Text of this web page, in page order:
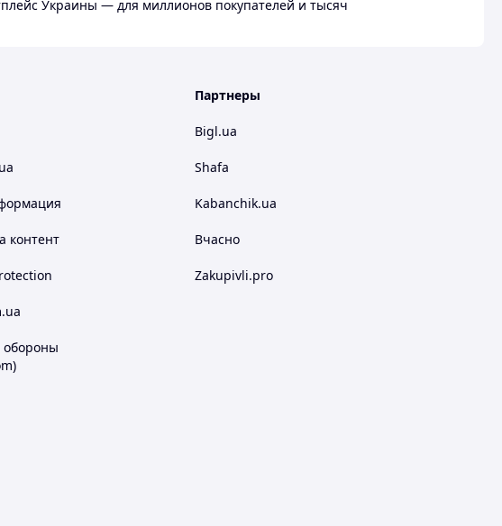
Украины — для миллионов покупателей и тысяч
контент
Партнеры
Bigl.ua
Shafa
Kabanchik.ua
Вчасно
Zakupivli.pro